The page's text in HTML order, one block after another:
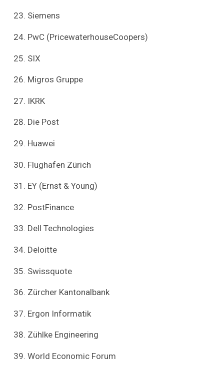
Siemens
PwC (PricewaterhouseCoopers)
SIX
Migros Gruppe
IKRK
Die Post
Huawei
Flughafen Zürich
EY (Ernst & Young)
PostFinance
Dell Technologies
Deloitte
Swissquote
Zürcher Kantonalbank
Ergon Informatik
Zühlke Engineering
World Economic Forum